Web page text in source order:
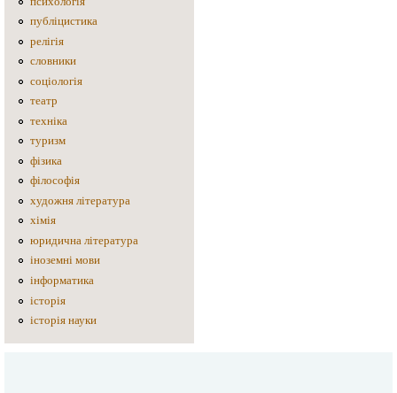
публіцистика
релігія
словники
соціологія
театр
техніка
туризм
фізика
філософія
художня література
хімія
юридична література
іноземні мови
інформатика
історія
історія науки